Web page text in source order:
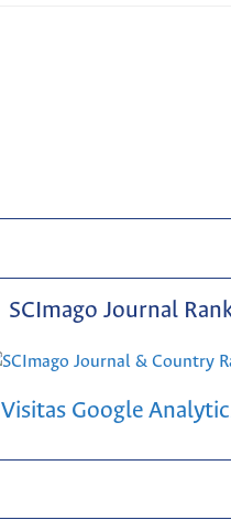
SCImago Journal
Visitas Google